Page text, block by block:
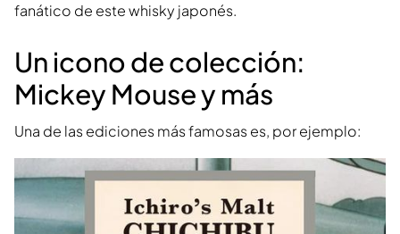
fanático de este whisky japonés.
Un icono de colección:
Mickey Mouse y más
Una de las ediciones más famosas es, por ejemplo: